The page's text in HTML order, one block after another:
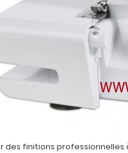
des finitions professionnelles